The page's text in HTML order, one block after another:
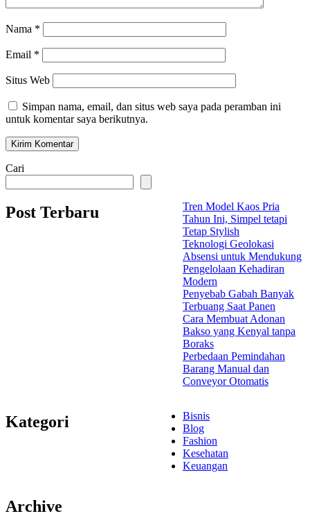
Nama *
Email *
Situs Web
Simpan nama, email, dan situs web saya pada peramban ini
untuk komentar saya berikutnya.
Cari
Post Terbaru
Tren Model Kaos Pria
Tahun Ini, Simpel tetapi
Tetap Stylish
Teknologi Geolokasi
Absensi untuk Mendukung
Pengelolaan Kehadiran
Modern
Penyebab Gabah Banyak
Terbuang Saat Panen
Cara Membuat Adonan
Bakso yang Kenyal tanpa
Boraks
Perbedaan Pemindahan
Barang Manual dan
Conveyor Otomatis
Kategori
Bisnis
Blog
Fashion
Kesehatan
Keuangan
Archive